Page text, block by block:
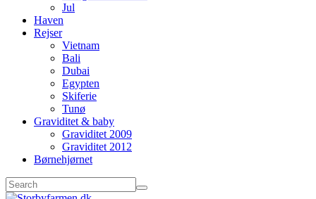
Jul
Haven
Rejser
Vietnam
Bali
Dubai
Egypten
Skiferie
Tunø
Graviditet & baby
Graviditet 2009
Graviditet 2012
Børnehjørnet